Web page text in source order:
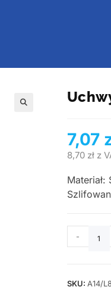
7,07
8,70 złz
-
SKU: A14/